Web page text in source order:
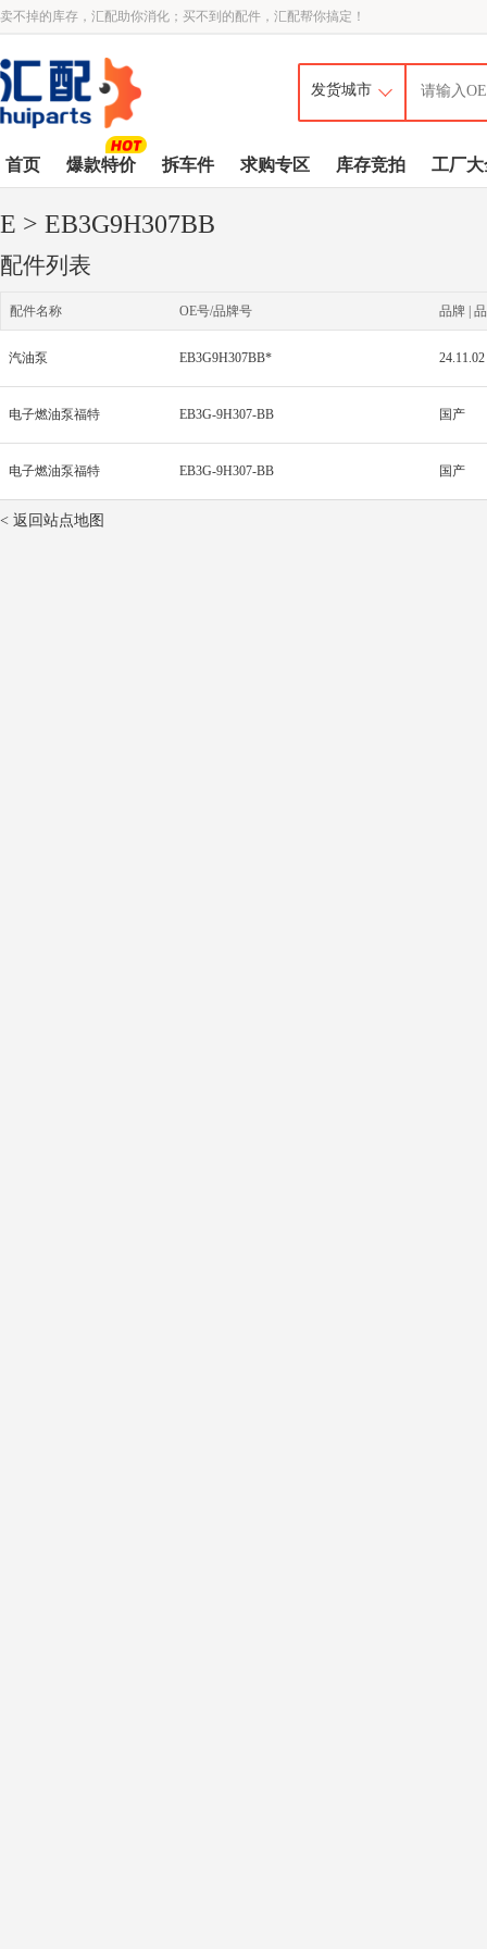
卖不掉的库存，汇配助你消化；买不到的配件，汇配帮你搞定！
首页 爆款特价 拆车件 求购专区 库存竞拍 工厂大
E > EB3G9H307BB
配件列表
配件名称 OE号/品牌号 品牌 |
汽油泵 EB3G9H307BB* 24.11.02
电子燃油泵福特 EB3G-9H307-BB 国产
电子燃油泵福特 EB3G-9H307-BB 国产
< 返回站点地图